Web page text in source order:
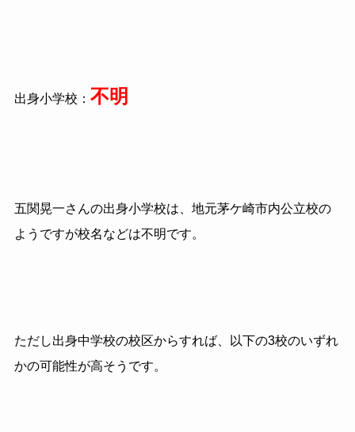
出身小学校： 不明
五関晃一さんの出身小学校は、地元茅ケ崎市内公立校の
ようですが校名などは不明です。
ただし出身中学校の校区からすれば、以下の3校のいずれ
かの可能性が高そうです。